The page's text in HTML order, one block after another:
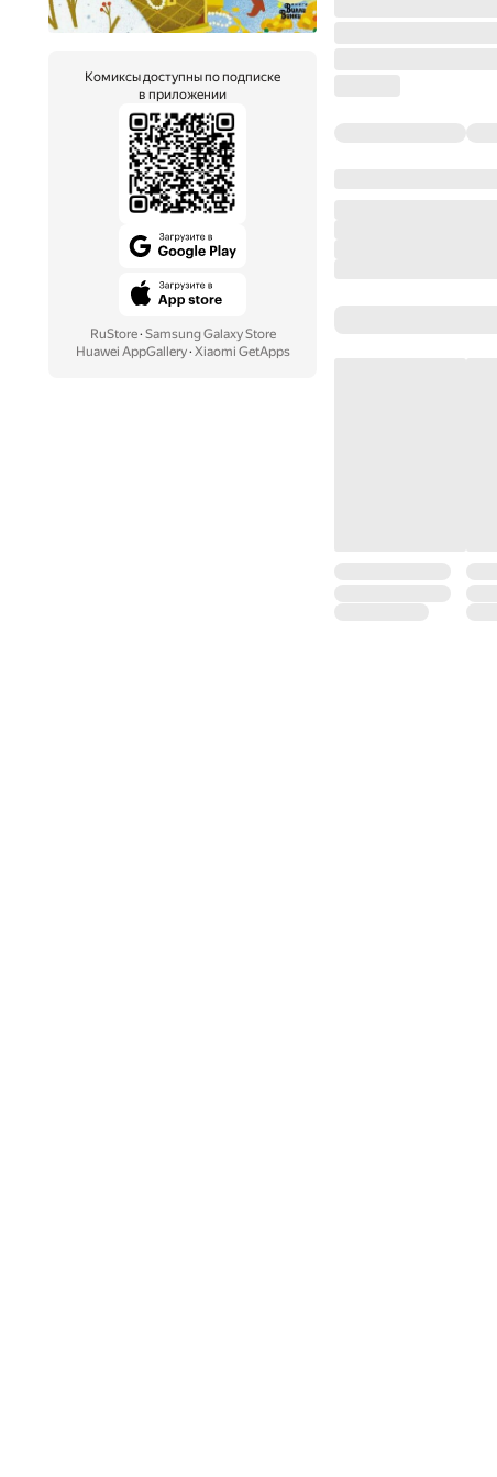
Комиксы доступны по подписке
в приложении
RuStore· Samsung Galaxy Store
Huawei AppGallery· Xiaomi GetApps